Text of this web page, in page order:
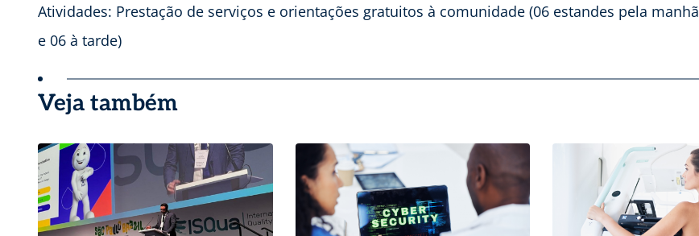
Atividades: Prestação de serviços e orientações gratuitos à comunidade (06 estandes pela manhã
e 06 à tarde)
Veja também